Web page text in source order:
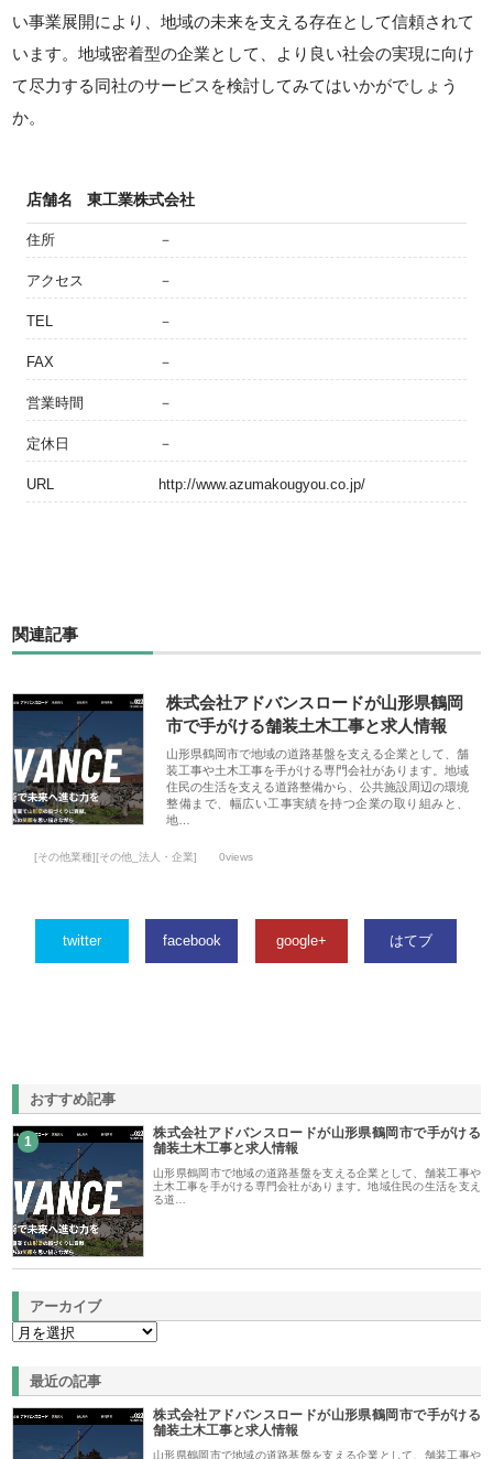
い事業展開により、地域の未来を支える存在として信頼されて
います。地域密着型の企業として、より良い社会の実現に向け
て尽力する同社のサービスを検討してみてはいかがでしょう
か。
店舗名 東工業株式会社
住所 －
アクセス －
TEL －
FAX －
営業時間 －
定休日 －
URL http://www.azumakougyou.co.jp/
関連記事
株式会社アドバンスロードが山形県鶴岡
市で手がける舗装土木工事と求人情報
山形県鶴岡市で地域の道路基盤を支える企業として、舗
装工事や土木工事を手がける専門会社があります。地域
住民の生活を支える道路整備から、公共施設周辺の環境
整備まで、幅広い工事実績を持つ企業の取り組みと、
地…
[その他業種][その他_法人・企業] 0views
twitter facebook google+ はてブ
おすすめ記事
1
株式会社アドバンスロードが山形県鶴岡市で手がける
舗装土木工事と求人情報
山形県鶴岡市で地域の道路基盤を支える企業として、舗装工事や
土木工事を手がける専門会社があります。地域住民の生活を支え
る道…
アーカイブ
最近の記事
株式会社アドバンスロードが山形県鶴岡市で手がける
舗装土木工事と求人情報
山形県鶴岡市で地域の道路基盤を支える企業として、舗装工事や